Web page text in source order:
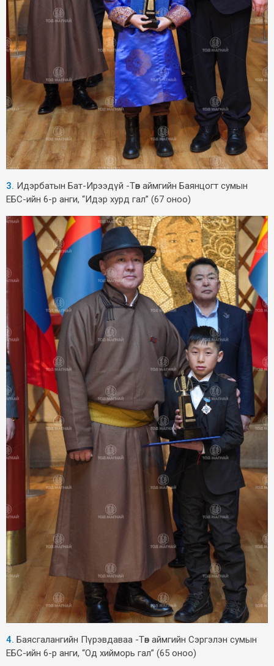
3. Идэрбатын Бат-Ирээдүй -Төв аймгийн Баянцогт сумын
ЕБС-ийн 6-р анги, “Идэр хурд гал” (67 оноо)
4. Баясгалангийн Пүрэвдаваа -Төв аймгийн Сэргэлэн сумын
ЕБС-ийн 6-р анги, “Од хийморь гал” (65 оноо)